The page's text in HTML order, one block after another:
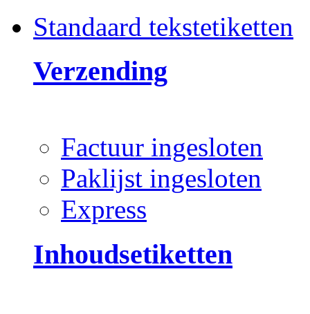
Standaard tekstetiketten
Verzending
Factuur ingesloten
Paklijst ingesloten
Express
Inhoudsetiketten